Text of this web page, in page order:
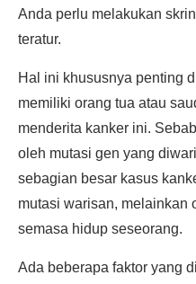
Anda perlu melakukan
teratur.
Hal ini khususnya penting
memiliki orang tua atau
menderita kanker ini.
oleh mutasi gen yang
sebagian besar kasus
mutasi warisan, melainkan
semasa hidup seseorang.
Ada beberapa faktor yang